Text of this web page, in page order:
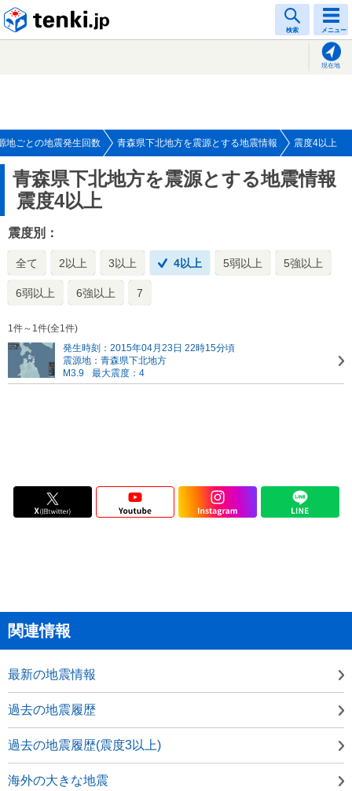
検索 メニュー
現在地
地ごとの地震発生回数 青森県下北地方を震源とする地震情報 震度4以上
青森県下北地方を震源とする地震情報
震度4以上
震度別：
全て 2以上 3以上 4以上 5弱以上 5強以上
6弱以上 6強以上 7
1件～1件(全1件)
発生時刻：2015年04月23日 22時15分頃
震源地：青森県下北地方
M3.9
最大震度：4
関連情報
最新の地震情報
過去の地震履歴
過去の地震履歴(震度3以上)
海外の大きな地震